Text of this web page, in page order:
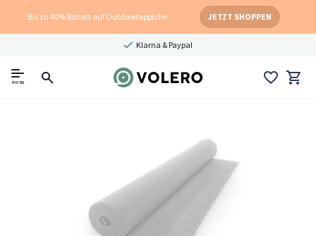
Bis zu 40% Rabatt auf Outdoorteppiche JETZT SHOPPEN
Klarna & Paypal
menu